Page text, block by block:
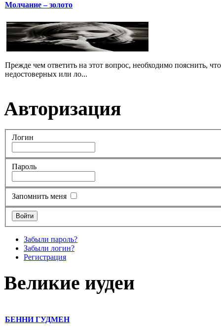
Молчание – золото
Прежде чем ответить на этот вопрос, необходимо пояснить,
недостоверных или ло...
Авторизация
Логин
Пароль
Запомнить меня
Забыли пароль?
Забыли логин?
Регистрация
Великие иудеи
БЕННИ ГУДМЕН